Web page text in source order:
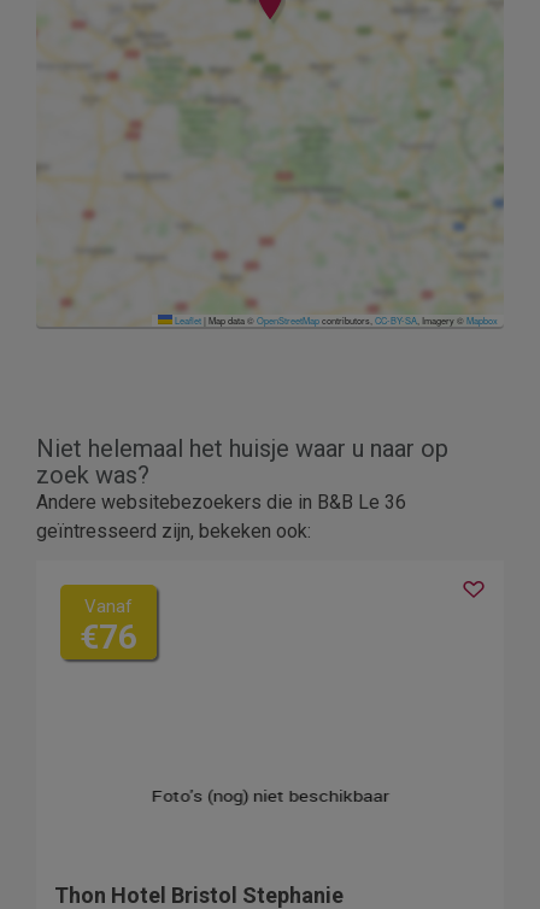
Leaflet| Map data ©OpenStreetMapcontributors, CC-BY-SA , Imagery ©Mapbox
Niet helemaal het huisje waar u naar op
zoek was?
Andere websitebezoekers die in B&B Le 36
geïntresseerd zijn, bekeken ook:
Vanaf
€76
Thon Hotel Bristol Stephanie